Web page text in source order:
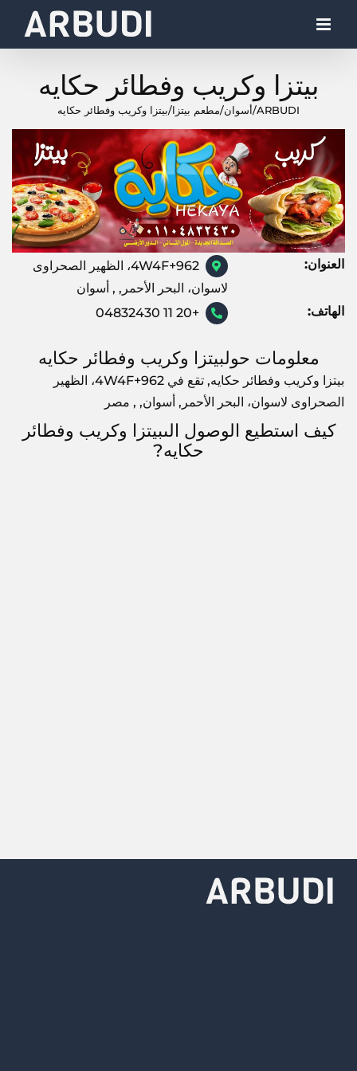
بيتزا وكريب وفطائر حكايه
ARBUDI
/أسوان/مطعم بيتزا/بيتزا وكريب وفطائر حكايه
العنوان:
4W4F+962، الظهير الصحراوى
لاسوان، البحر الأحمر, , أسوان
الهاتف:
+20 11 04832430
معلومات حولبيتزا وكريب وفطائر حكايه
بيتزا وكريب وفطائر حكايه, تقع في 4W4F+962، الظهير
الصحراوى لاسوان، البحر الأحمر, أسوان, , مصر
كيف استطيع الوصول الىبيتزا وكريب وفطائر
حكايه?